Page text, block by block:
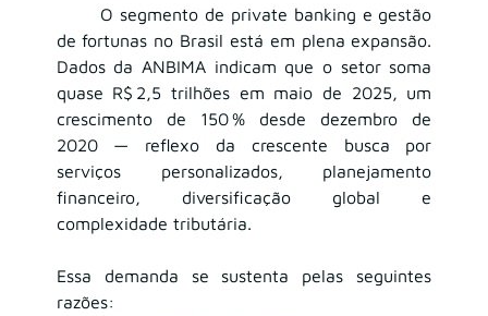
de fortunas no Brasil está em plena expansão.
Dados da ANBIMA indicam que o setor soma
quase R$ 2,5 trilhões em maio de 2025, um
crescimento de 150 % desde dezembro de
2020 — reflexo da crescente busca por
serviços personalizados, planejamento
financeiro, diversificação global e
complexidade tributária.
Essa demanda se sustenta pelas seguintes
razões: